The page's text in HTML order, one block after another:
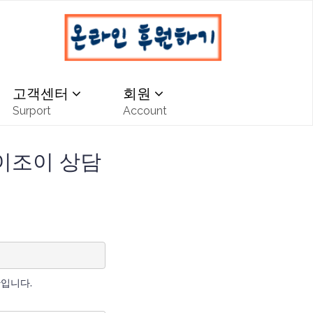
고객센터
Surport
회원
Account
조이 상담
니다.